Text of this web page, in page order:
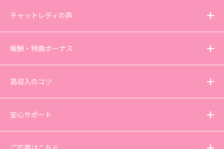
チャットレディの声
報酬・特典ボーナス
高収入のコツ
安心サポート